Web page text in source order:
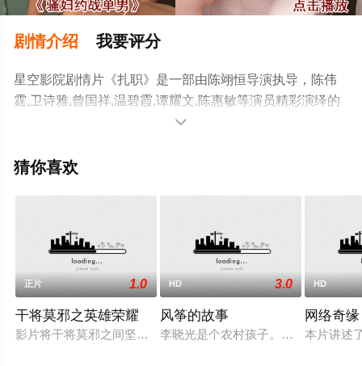
剧情介绍 我要评分
星空影院剧情片《扎职》是一部由陈翊恒导演执导，陈伟
霆,卫诗雅,曾国祥,温碧霞,谭耀文,陈惠敏等演员精彩演绎的
中国香港电影，手机免费观看高清无删减完整版电影大全
猫或剧情网等平台了解。

猜你喜欢
正片 1.0
干将莫邪之英雄荣耀
影片将干将莫邪之间坚贞不渝的爱情、眉间赤与山中客之间的
HD 3.0
风筝的故事
李晓光是个农村孩子。他小时候酷爱
HD
网络奇缘
本片讲述